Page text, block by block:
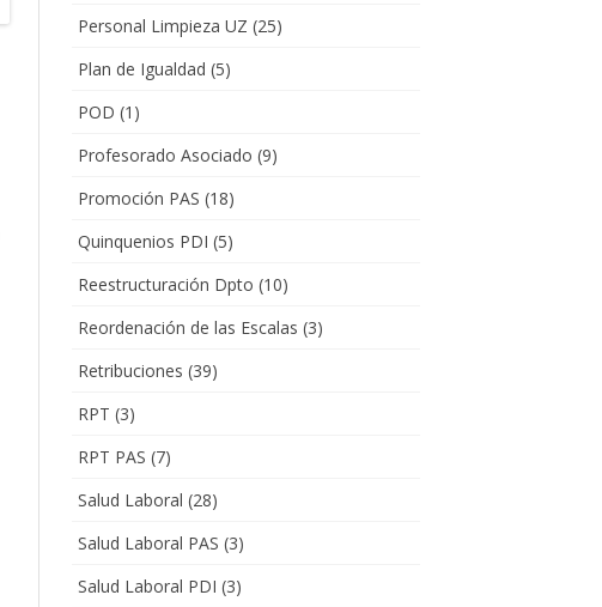
Personal Limpieza UZ (25)
Plan de Igualdad (5)
POD (1)
Profesorado Asociado (9)
Promoción PAS (18)
Quinquenios PDI (5)
Reestructuración Dpto (10)
Reordenación de las Escalas (3)
Retribuciones (39)
RPT (3)
RPT PAS (7)
Salud Laboral (28)
Salud Laboral PAS (3)
Salud Laboral PDI (3)